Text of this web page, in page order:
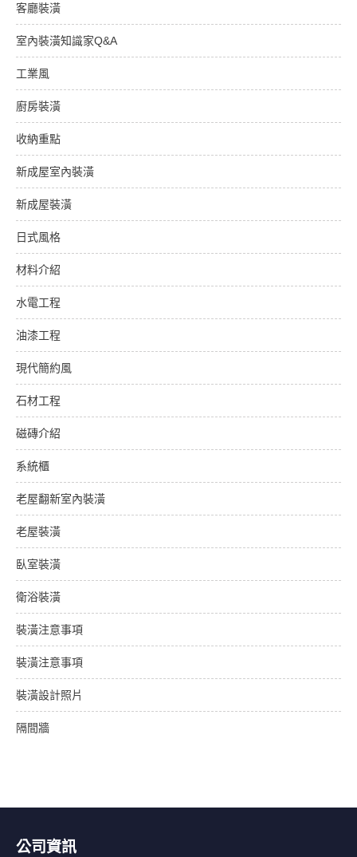
客廳裝潢
室內裝潢知識家Q&A
工業風
廚房裝潢
收納重點
新成屋室內裝潢
新成屋裝潢
日式風格
材料介紹
水電工程
油漆工程
現代簡約風
石材工程
磁磚介紹
系統櫃
老屋翻新室內裝潢
老屋裝潢
臥室裝潢
衛浴裝潢
裝潢注意事項
裝潢注意事項
裝潢設計照片
隔間牆
公司資訊